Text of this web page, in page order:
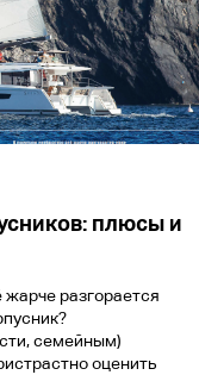
плюсы и
разгорается
семейным)
оценить